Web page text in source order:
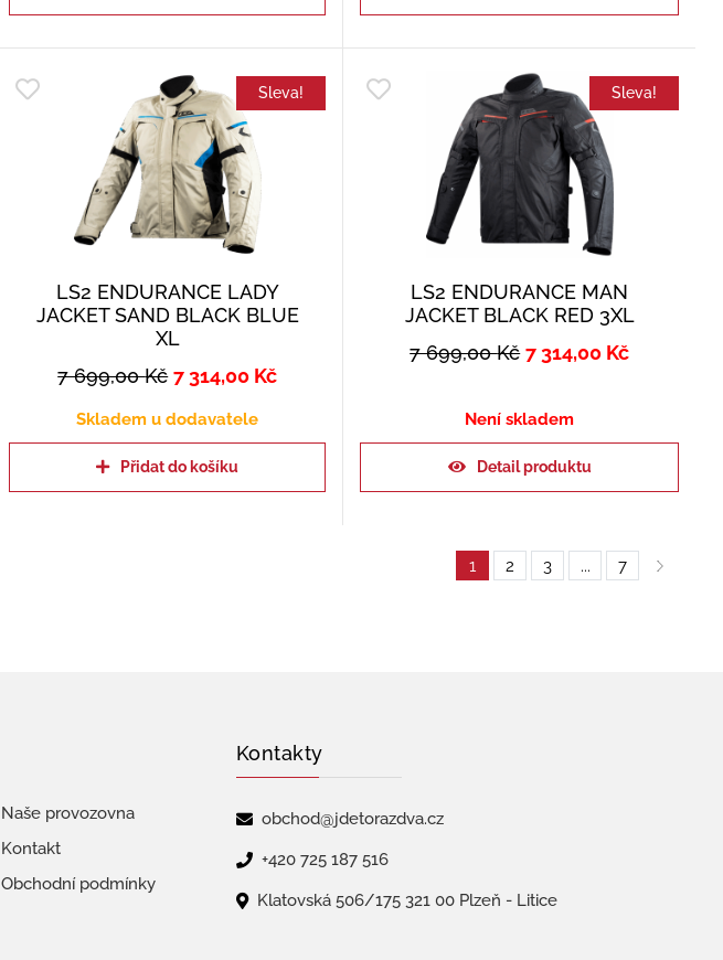
Sleva!
LS2 ENDURANCE LADY
JACKET SAND BLACK BLUE
XL
7 699,00Kč 7 314,00 Kč
Skladem u dodavatele
Přidat do košíku
Sleva!
LS2 ENDURANCE MAN
JACKET BLACK RED 3XL
7 699,00Kč 7 314,00 Kč
Není skladem
Detail produktu
1 2 3 ... 7
Naše provozovna
Kontakt
Obchodní podmínky
Kontakty
obchod@jdetorazdva.cz
+420 725 187 516
Klatovská 506/175 321 00 Plzeň - Litice